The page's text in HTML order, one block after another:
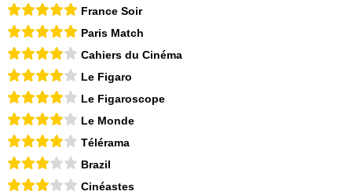
France Soir
Paris Match
Cahiers du Cinéma
Le Figaro
Le Figaroscope
Le Monde
Télérama
Brazil
Cinéastes